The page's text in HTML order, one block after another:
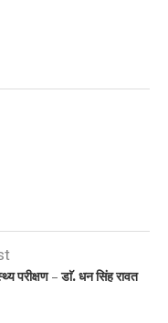
परीक्षण – डाॅ. धन सिंह रावत